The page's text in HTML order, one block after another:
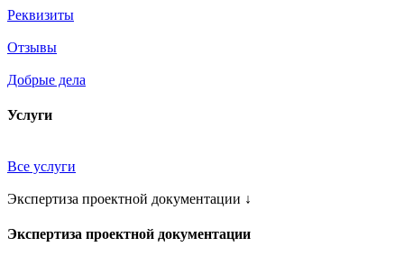
Реквизиты
Отзывы
Добрые дела
Услуги
Все услуги
Экспертиза проектной документации ↓
Экспертиза проектной документации